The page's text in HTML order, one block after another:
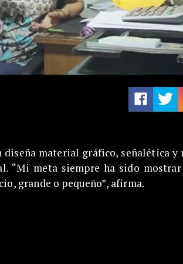
diseña material gráfico, señalética y
“Mi meta siempre ha sido
grande o pequeño”, afirma.